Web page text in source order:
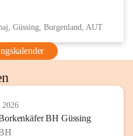
Güssing, Burgenland, AUT
BH Güssing